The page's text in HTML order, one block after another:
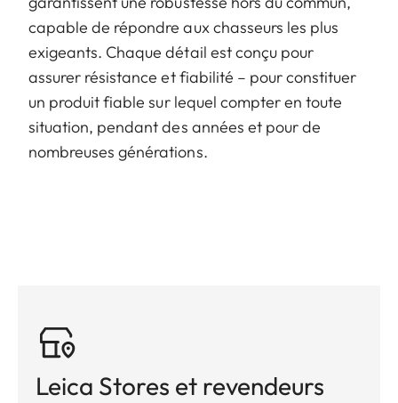
capable de répondre aux chasseurs les plus
exigeants. Chaque détail est conçu pour
assurer résistance et fiabilité – pour constituer
un produit fiable sur lequel compter en toute
situation, pendant des années et pour de
nombreuses générations.
Leica Stores et revendeurs